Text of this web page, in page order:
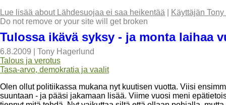
Lue lisää about Lähdesuojaa ei saa heikentää
Käyttäjän
Do not remove or your site will get broken
Tulossa ikävä syksy - ja monta laihaa
6.8.2009
Tony Hagerlund
Talous ja verotus
Tasa-arvo, demokratia ja vaalit
Olen ollut politiikassa mukana nyt kuutisen vuotta. Viisi
suuntaan - ja pääsi jakamaan lisää. Viime vuosi meni